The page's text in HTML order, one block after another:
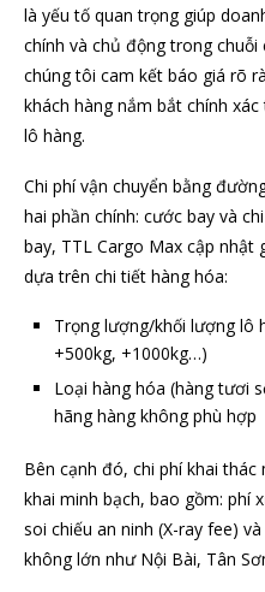
là yếu tố quan trọng giúp
chính và chủ động trong
chúng tôi cam kết báo giá rõ
khách hàng nắm bắt chính
lô hàng.
Chi phí vận chuyển bằng
hai phần chính: cước bay và
bay, TTL Cargo Max cập
dựa trên chi tiết hàng hóa:
Trọng lượng/khối lượng lô
+500kg, +1000kg…)
Loại hàng hóa (hàng tươi
hãng hàng không phù hợp
Bên cạnh đó, chi phí khai
khai minh bạch, bao gồm: phí
soi chiếu an ninh (X-ray fee)
không lớn như Nội Bài, Tân